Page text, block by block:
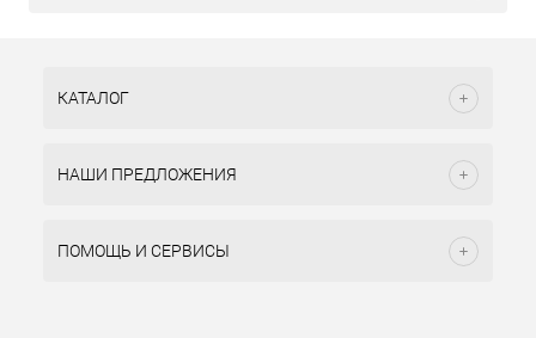
КАТАЛОГ
НАШИ ПРЕДЛОЖЕНИЯ
ПОМОЩЬ И СЕРВИСЫ